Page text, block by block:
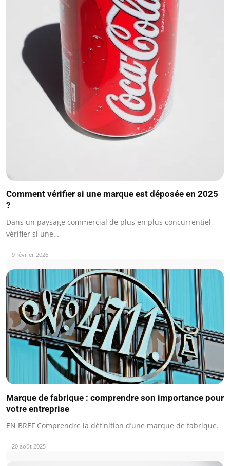
Comment vérifier si une marque est déposée en 2025
?
Dans un paysage commercial de plus en plus concurrentiel,
vérifier si une…
9 février 2026
Marque de fabrique : comprendre son importance pour
votre entreprise
EN BREF Comprendre la définition d’une marque de fabrique.
20 août 2025